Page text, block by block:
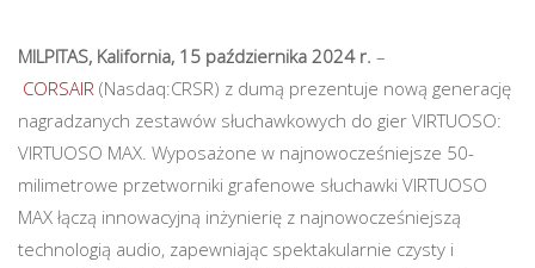
MILPITAS, Kalifornia, 15 października 2024 r. –
CORSAIR (Nasdaq:CRSR) z dumą prezentuje nową generację
nagradzanych zestawów słuchawkowych do gier VIRTUOSO:
VIRTUOSO MAX. Wyposażone w najnowocześniejsze 50-
milimetrowe przetworniki grafenowe słuchawki VIRTUOSO
MAX łączą innowacyjną inżynierię z najnowocześniejszą
technologią audio, zapewniając spektakularnie czysty i